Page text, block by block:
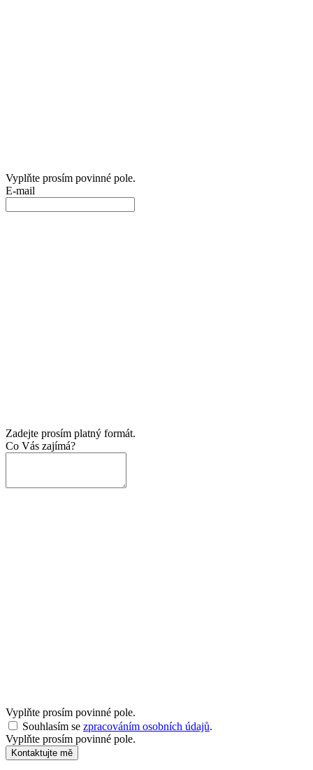
Vyplňte prosím povinné pole.
E-mail
Zadejte prosím platný formát.
Co Vás zajímá?
Vyplňte prosím povinné pole.
Souhlasím se zpracováním osobních údajů.
Vyplňte prosím povinné pole.
Kontaktujte mě